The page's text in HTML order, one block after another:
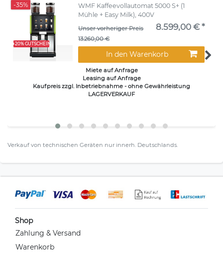
+20% GUTSCHEIN
-35%
WMF Kaffeevollautomat 5000 S+ (1
Mühle + Easy Milk), 400V
Unser vorheriger Preis
13.260,00 €
8.599,00 € *
In den Warenkorb
Miete auf Anfrage
Leasing auf Anfrage
Kaufpreis zzgl. Inbetriebnahme - ohne Gewährleistung
LAGERVERKAUF
Verkauf von technischen Geräten nur innerh. Deutschlands.
Shop
Zahlung & Versand
Warenkorb